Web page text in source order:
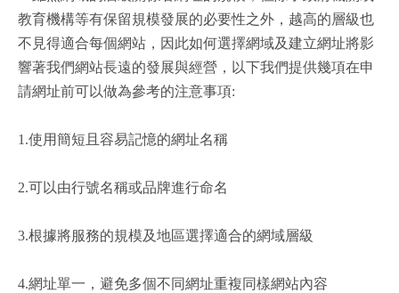
教育機構等有保留規模發展的必要性之外，越高的層級也
不見得適合每個網站，因此如何選擇網域及建立網址將影
響著我們網站長遠的發展與經營，以下我們提供幾項在申
請網址前可以做為參考的注意事項:
1.使用簡短且容易記憶的網址名稱
2.可以由行號名稱或品牌進行命名
3.根據將服務的規模及地區選擇適合的網域層級
4.網址單一，避免多個不同網址重複同樣網站內容